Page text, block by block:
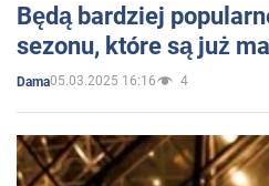
Będą bardziej
sezonu, które są już
Dama05.03.2025 16:16 4